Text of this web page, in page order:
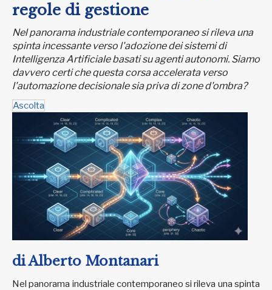
regole di gestione
Nel panorama industriale contemporaneo si rileva una
spinta incessante verso l'adozione dei sistemi di
Intelligenza Artificiale basati su agenti autonomi. Siamo
davvero certi che questa corsa accelerata verso
l'automazione decisionale sia priva di zone d'ombra?
Ascolta
di Alberto Montanari
Nel panorama industriale contemporaneo si rileva una spinta